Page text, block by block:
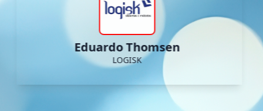
Eduardo Thomsen
LOGISK